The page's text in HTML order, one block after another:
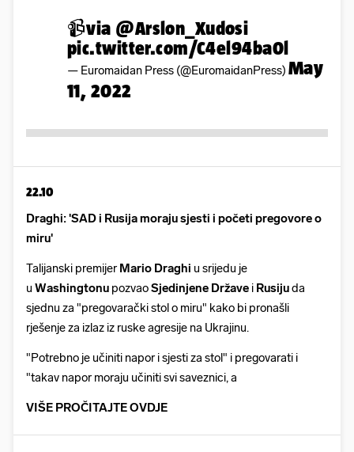
📹via @Arslon_Xudosi
pic.twitter.com/C4el94ba0l
— Euromaidan Press (@EuromaidanPress) May
11, 2022
22.10
Draghi: 'SAD i Rusija moraju sjesti i početi pregovore o
miru'
Talijanski premijer Mario Draghi u srijedu je
u Washingtonu pozvaoSjedinjene Države i Rusijuda
sjednu za "pregovarački stol o miru" kako bi pronašli
rješenje za izlaz iz ruske agresije na Ukrajinu.
"Potrebno je učiniti napor i sjesti za stol" i pregovarati i
"takav napor moraju učiniti svi saveznici, a
VIŠE PROČITAJTE OVDJE